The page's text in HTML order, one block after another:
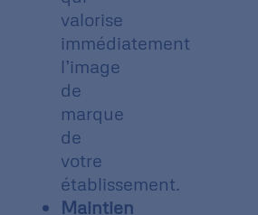
valorise
immédiatement
l’image
de
marque
de
votre
établissement.
Maintien